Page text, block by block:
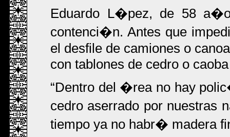
Eduardo L�pez, de 58
contenci�n. Antes que
el desfile de camiones o
con tablones de cedro o
Dentro del �rea no hay
cedro aserrado por nuestras
tiempo ya no habr� madera